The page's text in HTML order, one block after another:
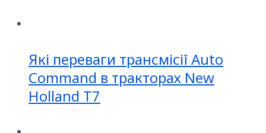
Які переваги трансмісії Auto
Command в тракторах New
Holland T7